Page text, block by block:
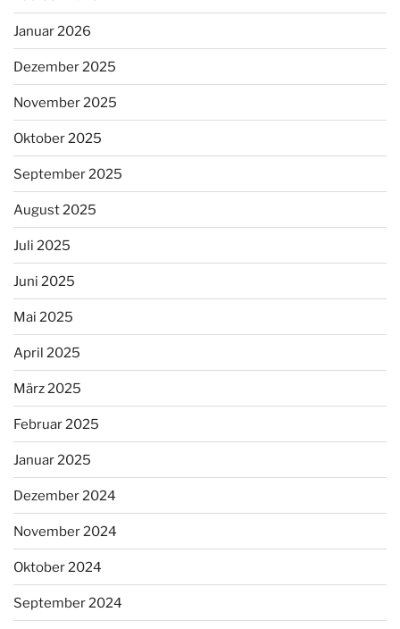
Januar 2026
Dezember 2025
November 2025
Oktober 2025
September 2025
August 2025
Juli 2025
Juni 2025
Mai 2025
April 2025
März 2025
Februar 2025
Januar 2025
Dezember 2024
November 2024
Oktober 2024
September 2024